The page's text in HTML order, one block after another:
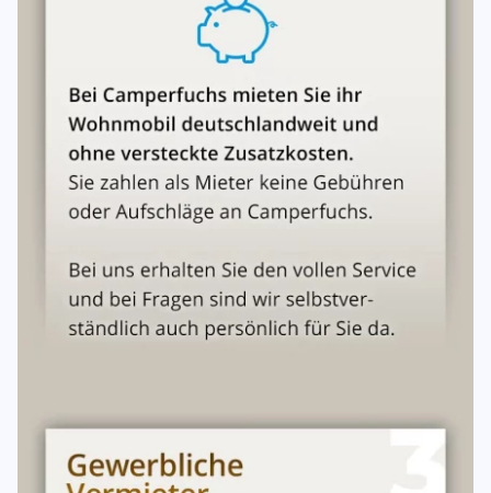
Abgabe oder Übernahme:
Die Abgabe oder Übernahme des Fahrzeuges ist auch am
Wochenende bzw. an Feiertagen an verschiedenen
Stationen gegen einen möglichen Aufpreis durchführbar.
Bitte buchen Sie diesen Artikel über das Zubehör. Bitte
orientieren Sie sich ansonsten an die Abhol- und
Rückgabezeiten. Ihr Fahrzeug können Sie in aller Regel
bei dem Vermieter für die Zeit stehen lassen.Die
Rücknahme übernimmt der Vermieter und protokoliert es.
FAQ ab! https://www.camperfuchs.de/faq